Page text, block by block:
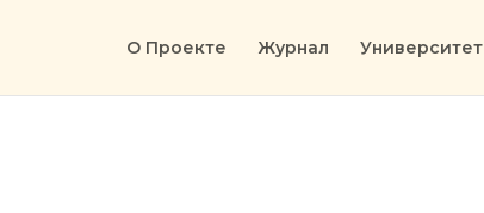
О Проекте Журнал Университет